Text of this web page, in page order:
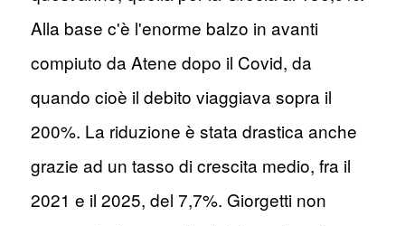
Alla base c'è l'enorme balzo in avanti
compiuto da Atene dopo il Covid, da
quando cioè il debito viaggiava sopra il
200%. La riduzione è stata drastica anche
grazie ad un tasso di crescita medio, fra il
2021 e il 2025, del 7,7%. Giorgetti non